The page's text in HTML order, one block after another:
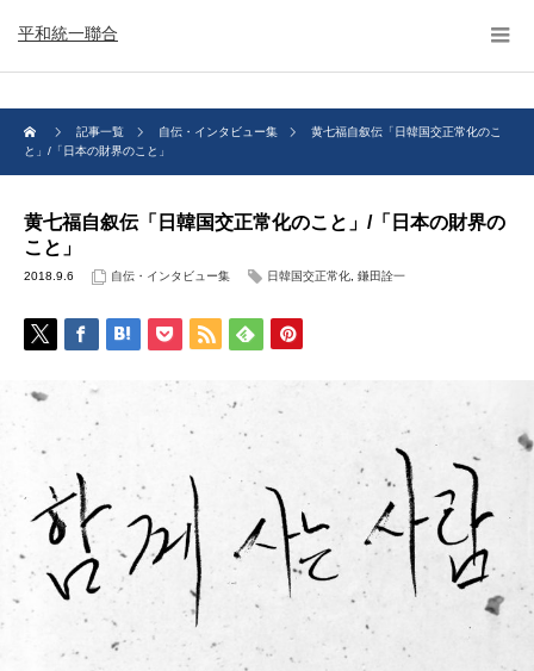
平和統一聯合
記事一覧 自伝・インタビュー集
黄七福自叙伝「日韓国交正常化のこ
と」/「日本の財界のこと」
黄七福自叙伝「日韓国交正常化のこと」/「日本の財界の
こと」
2018.9.6 自伝・インタビュー集 日韓国交正常化 鎌田詮一